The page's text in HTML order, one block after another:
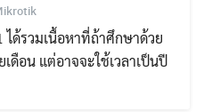
ได้รวมเนื้อหาที่ถ้าศึกษาด้วย
เดือน แต่อาจจะใช้เวลาเป็นปี